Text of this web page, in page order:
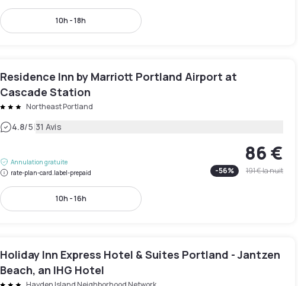
10h - 18h
Residence Inn by Marriott Portland Airport at
Cascade Station
Northeast Portland
4.8/5|31 Avis
Annulation gratuite
rate-plan-card.label-prepaid
86 €
-56% 191 €la nuit
10h - 16h
Holiday Inn Express Hotel & Suites Portland - Jantzen
Beach, an IHG Hotel